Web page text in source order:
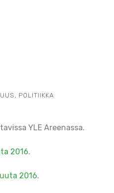
, POLITIIKKA
YLE Areenassa.
2016.
2016.